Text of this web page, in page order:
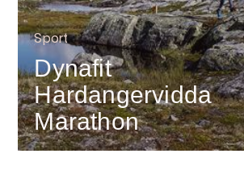
Sport
Dynafit
Hardangervidda
Marathon